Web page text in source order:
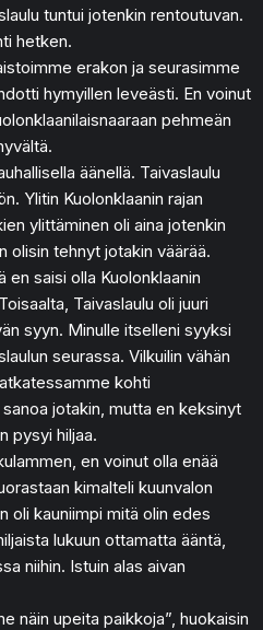
tuntui jotenkin rentoutuvan.
hetken.
erakon ja seurasimme
hymyillen leveästi. En voinut
pehmeän
äänellä. Taivaslaulu
Ylitin Kuolonklaanin rajan
ylittäminen oli aina jotenkin
olisin tehnyt jotakin väärää.
en saisi olla Kuolonklaanin
Taivaslaulu oli juuri
syyn. Minulle itselleni syyksi
seurassa. Vilkuilin vähän
kohti
jotakin, mutta en keksinyt
pysyi hiljaa.
en voinut olla enää
kimalteli kuunvalon
oli kauniimpi mitä olin edes
lukuun ottamatta ääntä,
niihin. Istuin alas aivan
näin upeita paikkoja”, huokaisin